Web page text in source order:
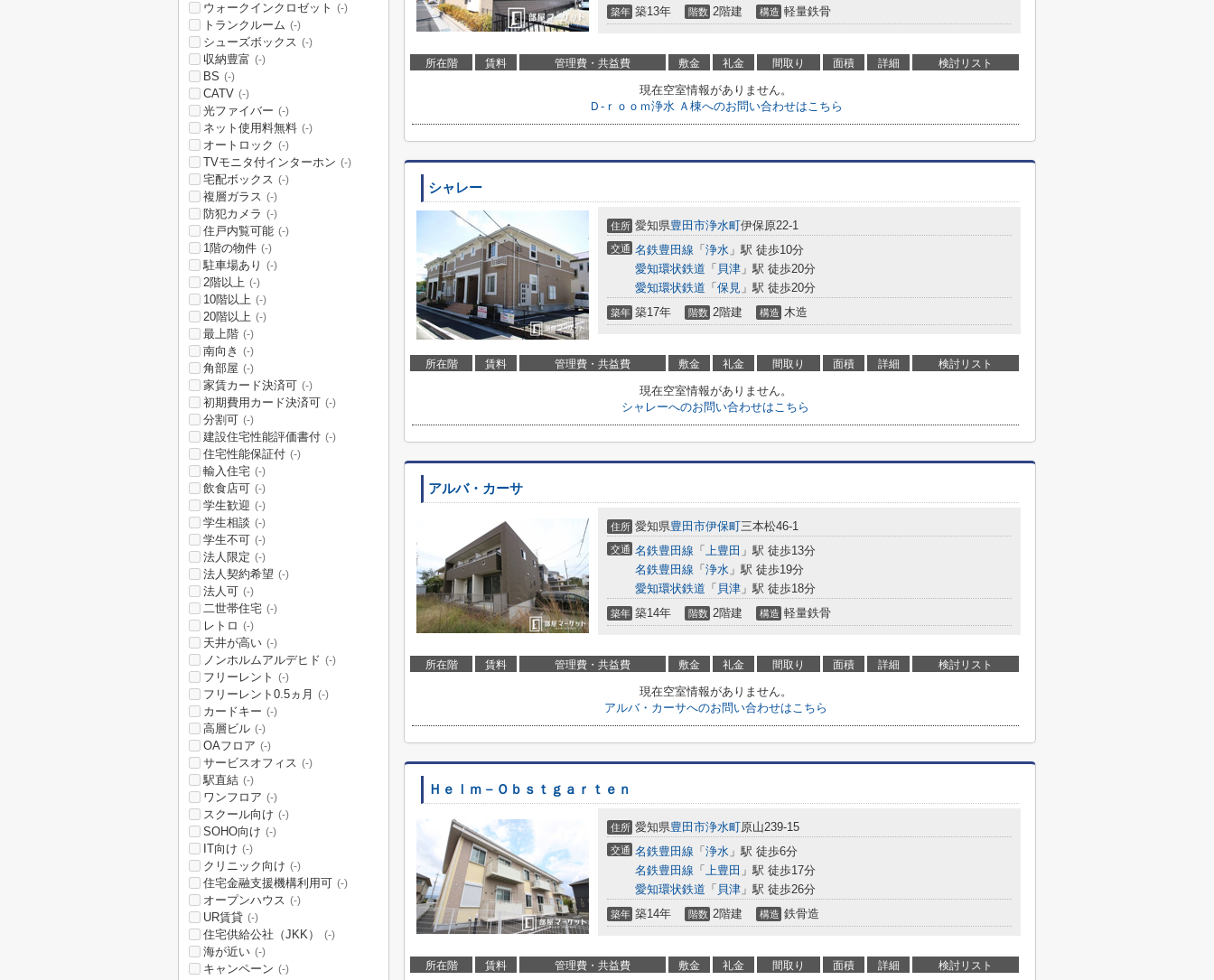
築年 築13年 階数 2階建 構造 軽量鉄骨
所在階 賃料 管理費・共益費 敷金 礼金 間取り 面積 詳細 検討リスト
現在空室情報がありません。
Ｄ-ｒｏｏｍ浄水 Ａ棟へのお問い合わせはこちら
シャレー
住所 愛知県豊田市浄水町伊保原22-1
交通 名鉄豊田線 「 浄水 」駅 徒歩10分
愛知環状鉄道 「 貝津 」駅 徒歩20分
愛知環状鉄道 「 保見 」駅 徒歩20分
築年 築17年 階数 2階建 構造 木造
所在階 賃料 管理費・共益費 敷金 礼金 間取り 面積 詳細 検討リスト
現在空室情報がありません。
シャレーへのお問い合わせはこちら
アルバ・カーサ
住所 愛知県豊田市伊保町三本松46-1
交通 名鉄豊田線 「 上豊田 」駅 徒歩13分
名鉄豊田線 「 浄水 」駅 徒歩19分
愛知環状鉄道 「 貝津 」駅 徒歩18分
築年 築14年 階数 2階建 構造 軽量鉄骨
所在階 賃料 管理費・共益費 敷金 礼金 間取り 面積 詳細 検討リスト
現在空室情報がありません。
アルバ・カーサへのお問い合わせはこちら
Ｈｅｌｍ－Ｏｂｓｔｇａｒｔｅｎ
住所 愛知県豊田市浄水町原山239-15
交通 名鉄豊田線 「 浄水 」駅 徒歩6分
名鉄豊田線 「 上豊田 」駅 徒歩17分
愛知環状鉄道 「 貝津 」駅 徒歩26分
築年 築14年 階数 2階建 構造 鉄骨造
所在階 賃料 管理費・共益費 敷金 礼金 間取り 面積 詳細 検討リスト
ウォークインクロゼット (-)
トランクルーム (-)
シューズボックス (-)
収納豊富 (-)
BS (-)
CATV (-)
光ファイバー (-)
ネット使用料無料 (-)
オートロック (-)
TVモニタ付インターホン (-)
宅配ボックス (-)
複層ガラス (-)
防犯カメラ (-)
住戸内覧可能 (-)
1階の物件 (-)
駐車場あり (-)
2階以上 (-)
10階以上 (-)
20階以上 (-)
最上階 (-)
南向き (-)
角部屋 (-)
家賃カード決済可 (-)
初期費用カード決済可 (-)
分割可 (-)
建設住宅性能評価書付 (-)
住宅性能保証付 (-)
輸入住宅 (-)
飲食店可 (-)
学生歓迎 (-)
学生相談 (-)
学生不可 (-)
法人限定 (-)
法人契約希望 (-)
法人可 (-)
二世帯住宅 (-)
レトロ (-)
天井が高い (-)
ノンホルムアルデヒド (-)
フリーレント (-)
フリーレント0.5ヵ月 (-)
カードキー (-)
高層ビル (-)
OAフロア (-)
サービスオフィス (-)
駅直結 (-)
ワンフロア (-)
スクール向け (-)
SOHO向け (-)
IT向け (-)
クリニック向け (-)
住宅金融支援機構利用可 (-)
オープンハウス (-)
UR賃貸 (-)
住宅供給公社（JKK） (-)
海が近い (-)
キャンペーン (-)